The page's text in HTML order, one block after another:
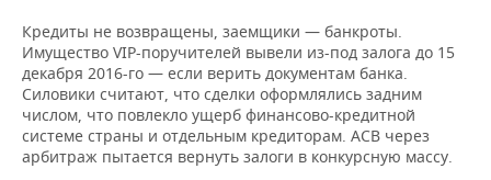
Кредиты не возвращены, заемщики — банкроты.
Имущество VIP-поручителей вывели из-под залога до 15
декабря 2016-го — если верить документам банка.
Силовики считают, что сделки оформлялись задним
числом, что повлекло ущерб финансово-кредитной
системе страны и отдельным кредиторам. АСВ через
арбитраж пытается вернуть залоги в конкурсную массу.